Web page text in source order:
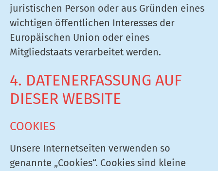
juristischen Person oder aus Gründen eines
wichtigen öffentlichen Interesses der
Europäischen Union oder eines
Mitgliedstaats verarbeitet werden.
4. DATENERFASSUNG AUF
DIESER WEBSITE
COOKIES
Unsere Internetseiten verwenden so
genannte „Cookies“. Cookies sind kleine